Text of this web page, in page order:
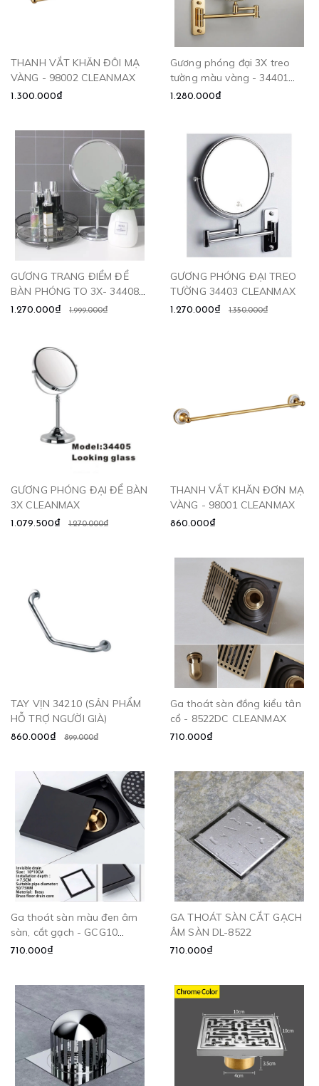
THANH VẮT KHĂN ĐÔI MẠ
VÀNG - 98002 CLEANMAX
1.300.000₫
Gương phóng đại 3X treo
tường màu vàng - 34401
CLEANMAX
1.280.000₫
GƯƠNG TRANG ĐIỂM ĐỂ
BÀN PHÓNG TO 3X- 34408
CLEANMAX
1.270.000₫ 1.999.000₫
GƯƠNG PHÓNG ĐẠI TREO
TƯỜNG 34403 CLEANMAX
1.270.000₫ 1.350.000₫
GƯƠNG PHÓNG ĐẠI ĐỂ BÀN
3X CLEANMAX
1.079.500₫ 1.270.000₫
THANH VẮT KHĂN ĐƠN MẠ
VÀNG - 98001 CLEANMAX
860.000₫
TAY VỊN 34210 (SẢN PHẨM
HỖ TRỢ NGƯỜI GIÀ)
860.000₫ 899.000₫
Ga thoát sàn đồng kiểu tân
cổ - 8522DC CLEANMAX
710.000₫
Ga thoát sàn màu đen âm
sàn, cắt gạch - GCG10
CLEANMAX
710.000₫
GA THOÁT SÀN CẮT GẠCH
ÂM SÀN DL-8522
710.000₫